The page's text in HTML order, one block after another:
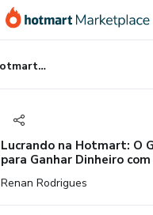
Lucrando na Hotmart: O Guia Definitivo para Ganhar Dinheiro com Avaliações Online
Lucrando na Hotmart: O
para Ganhar Dinheiro
Renan Rodrigues